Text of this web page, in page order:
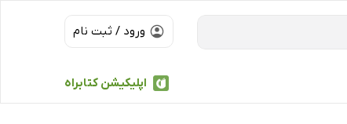
ورود / ثبت نام
اپلیکیشن کتابراه